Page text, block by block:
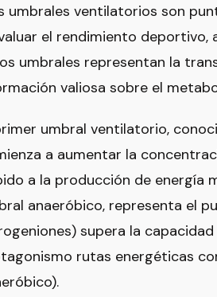
umbrales ventilatorios son
el rendimiento deportivo,
umbrales representan la
valiosa sobre el
umbral ventilatorio,
a aumentar la
a la producción de energía
anaeróbico, representa el
supera la
rutas energéticas